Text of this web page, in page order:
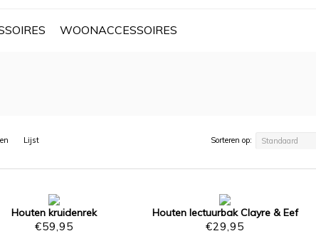
WOONACCESSOIRES
Sorteren op: Standaard
Lijst
Houten kruidenrek
€59,95
Houten lectuurbak Clayre & Eef
€29,95